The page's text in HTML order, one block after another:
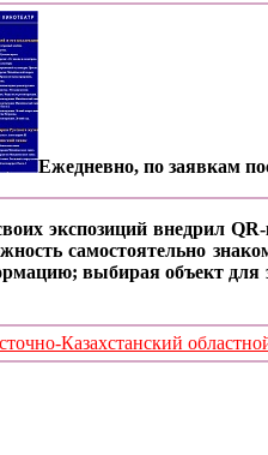
Ежедневно, по заявкам
экспозиций внедрил
самостоятельно
выбирая объект
Казахстанский